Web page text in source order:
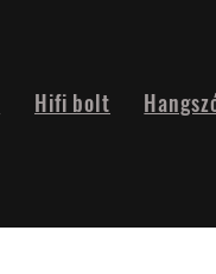
Hifi bolt